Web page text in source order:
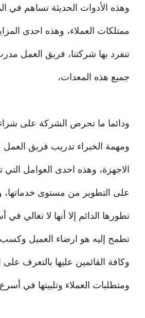
وهذه الأدوات الحديثة تساهم في
ممتلكات العملاء، وهذه احدى
تنفرد بها شركتنا، فريق العمل
جميع هذه المعدات،
ودائما ما تحرص الشركة على شراء
ومهمة الخبراء تدريب فريق
الاجهزة، وهذه احدى العوامل
على التطوير من مستوى خدماتها،
تطورها الدائم إلا أنها لا تغالي في
تطمح إليه هو ارضاء العميل وكسب
وكافة القائمين عليها بالتعرف على
ومتطلبات العملاء وتلبيتها في